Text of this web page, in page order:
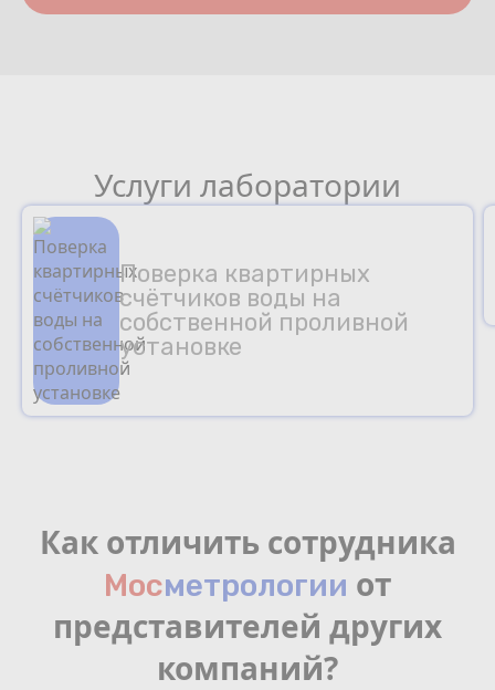
Услуги лаборатории
Поверка квартирных
счётчиков воды на
собственной проливной
установке
Как отличить сотрудника
Мосмeтрологии от
представителей других
компаний?